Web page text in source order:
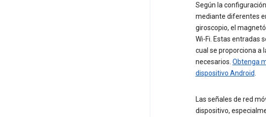
Según la
mediante diferentes
giroscopio, el
Wi-Fi. Estas entradas
cual se proporciona a
necesarios. Obtenga
dispositivo Android
Las señales de red
dispositivo,